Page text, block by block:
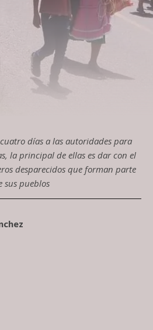
días a las autoridades para
la principal de ellas es dar con el
desparecidos que forman parte
sus pueblos